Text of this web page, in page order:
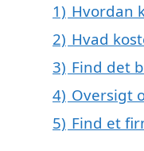
1) Hvordan
2) Hvad
3) Find det
4) Oversigt
5) Find et